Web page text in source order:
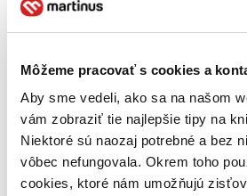
Môžeme pracovať s cookies a
Aby sme vedeli, ako sa na našom
vám zobraziť tie najlepšie tipy na
Niektoré sú naozaj potrebné a bez
vôbec nefungovala. Okrem toho
cookies, ktoré nám umožňujú
TOP #15
Ľadové kráľovstvo (slovenský dabing)